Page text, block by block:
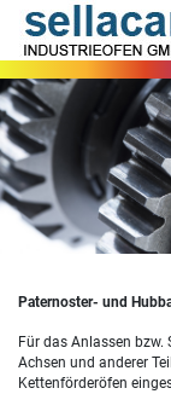
Paternoster- und
Für das Anlassen
Achsen und anderer
Kettenförderöfen